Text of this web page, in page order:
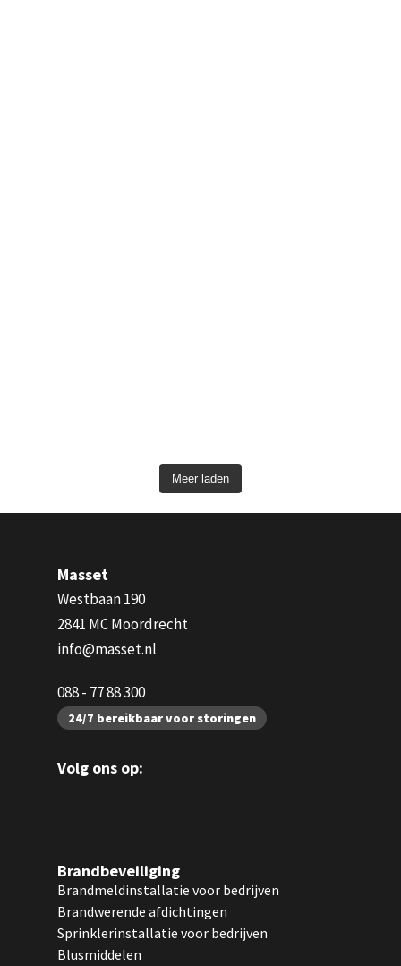
Meer laden
Masset
Westbaan 190
2841 MC Moordrecht
info@masset.nl
088 - 77 88 300
24/7 bereikbaar voor storingen
Volg ons op:
Brandbeveiliging
Brandmeldinstallatie voor bedrijven
Brandwerende afdichtingen
Sprinklerinstallatie voor bedrijven
Blusmiddelen